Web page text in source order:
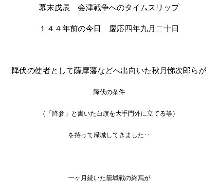
幕末戊辰 会津戦争へのタイムスリップ
１４４年前の今日 慶応四年九月二十日
降伏の使者として薩摩藩などへ出向いた秋月悌次郎らが
降伏の条件
（「降参」と書いた白旗を大手門外に立てる等）
を持って帰城してきました‥
一ヶ月続いた籠城戦の終焉が